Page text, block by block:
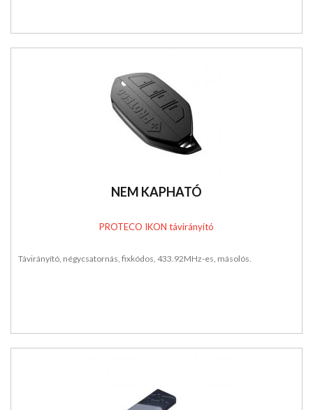
NEM KAPHATÓ
PROTECO IKON távirányító
Távirányító, négycsatornás, fixkódos, 433.92MHz-es, másolós.